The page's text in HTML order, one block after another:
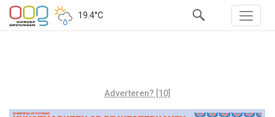
19.4°C
Adverteren? [10]